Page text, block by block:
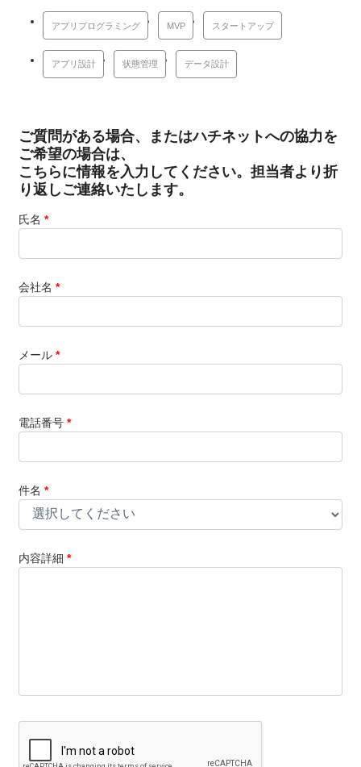
アプリプログラミング MVP スタートアップ
アプリ設計 状態管理 データ設計
ご質問がある場合、またはハチネットへの協力を
ご希望の場合は、
こちらに情報を入力してください。担当者より折
り返しご連絡いたします。
氏名 *
会社名 *
メール *
電話番号 *
件名 *
内容詳細 *